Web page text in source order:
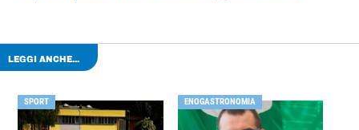
LEGGI ANCHE...
SPORT ENOGASTRONOMIA